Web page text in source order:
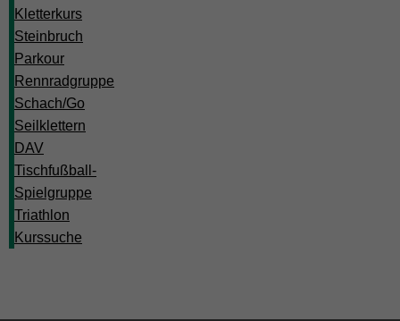
Kletterkurs
Steinbruch
Parkour
Rennradgruppe
Schach/Go
Seilklettern
DAV
Tischfußball-
Spielgruppe
Triathlon
Kurssuche